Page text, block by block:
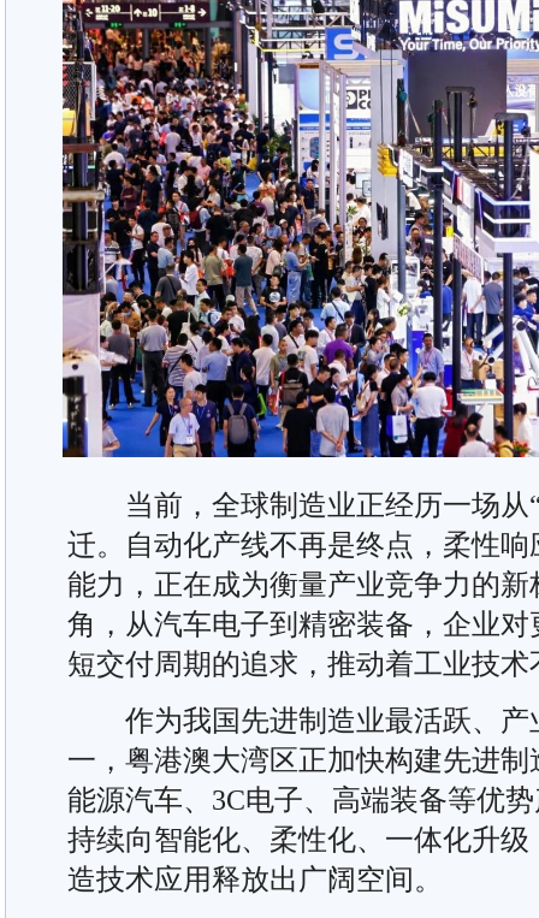
当前，全球制造业正经历一场从“
迁。自动化产线不再是终点，柔性
能力，正在成为衡量产业竞争力的
角，从汽车电子到精密装备，企业
短交付周期的追求，推动着工业技
作为我国先进制造业最活跃、产
一，粤港澳大湾区正加快构建先进
能源汽车、3C电子、高端装备等优
持续向智能化、柔性化、一体化升
造技术应用释放出广阔空间。